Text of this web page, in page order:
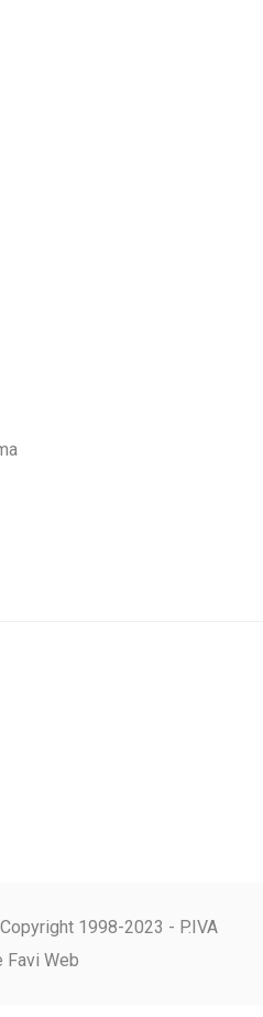
1998-2023 - P.IVA
Favi Web